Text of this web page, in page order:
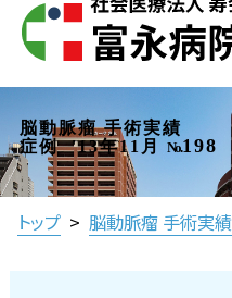
脳動脈瘤 手術実績
症例 '13年11月
No.198
トップ > 脳動脈瘤 手術実績